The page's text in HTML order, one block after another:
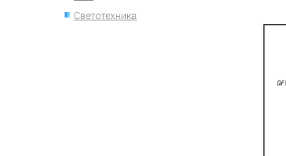
Светотехника